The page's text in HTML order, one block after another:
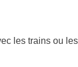
les trains ou